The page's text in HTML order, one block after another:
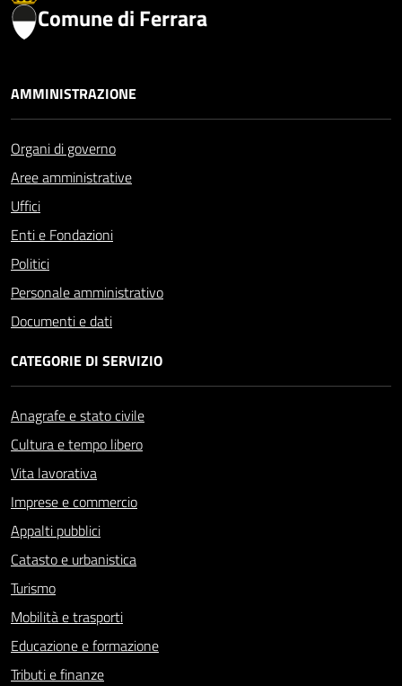
Comune di Ferrara
AMMINISTRAZIONE
Organi di governo
Aree amministrative
Uffici
Enti e Fondazioni
Politici
Personale amministrativo
Documenti e dati
CATEGORIE DI SERVIZIO
Anagrafe e stato civile
Cultura e tempo libero
Vita lavorativa
Imprese e commercio
Appalti pubblici
Catasto e urbanistica
Turismo
Mobilità e trasporti
Educazione e formazione
Tributi e finanze